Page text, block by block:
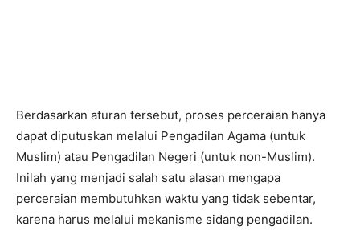
Berdasarkan aturan tersebut, proses perceraian hanya
dapat diputuskan melalui Pengadilan Agama (untuk
Muslim) atau Pengadilan Negeri (untuk non-Muslim).
Inilah yang menjadi salah satu alasan mengapa
perceraian membutuhkan waktu yang tidak sebentar,
karena harus melalui mekanisme sidang pengadilan.